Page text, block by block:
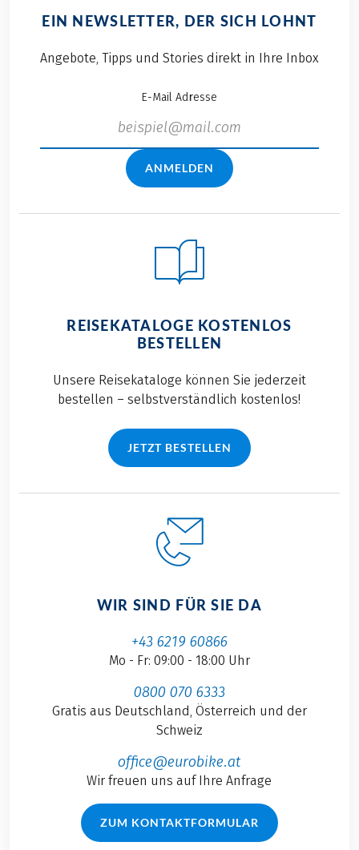
EIN NEWSLETTER, DER SICH LOHNT
Angebote, Tipps und Stories direkt in Ihre Inbox
E-Mail Adresse
ANMELDEN
REISEKATALOGE KOSTENLOS
BESTELLEN
Unsere Reisekataloge können Sie jederzeit
bestellen – selbstverständlich kostenlos!
JETZT BESTELLEN
WIR SIND FÜR SIE DA
+43 6219 60866
Mo - Fr: 09:00 - 18:00 Uhr
0800 070 6333
Gratis aus Deutschland, Österreich und der
Schweiz
office@eurobike.at
Wir freuen uns auf Ihre Anfrage
ZUM KONTAKTFORMULAR